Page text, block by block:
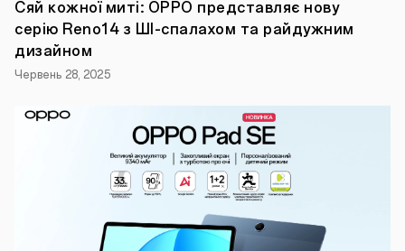
витривалому
акумулятору,
годин
відтворення
на
одному
заряді,
також
винятковому
дизайну
Сяй кожної миті: OPPO представляє нову
серію Reno14 з ШI-спалахом та райдужним
дизайном
Червень 28, 2025